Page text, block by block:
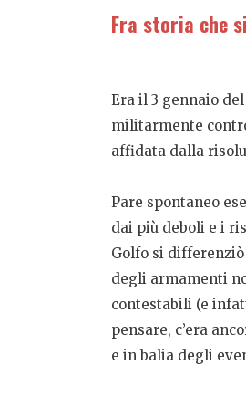
Fra storia che
Era il 3 gennaio
militarmente
affidata dalla
Pare spontaneo
dai più deboli e i
Golfo si
degli armamenti
contestabili (e
pensare, c’era
e in balia degli